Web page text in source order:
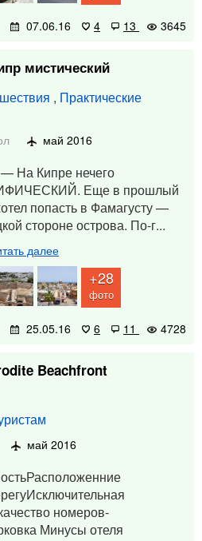
07.06.16 4 13 3645
мистический
, Практические
май 2016
— На Кипре нечего
Еще в прошлый
попасть в Фамагусту —
стороне острова. По-г...
далее
+28
фото
25.05.16 6 11 4728
Beachfront
май 2016
номеров-
Минусы отеля